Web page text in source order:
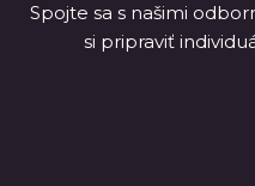
Spojte sa s našimi
si pripraviť